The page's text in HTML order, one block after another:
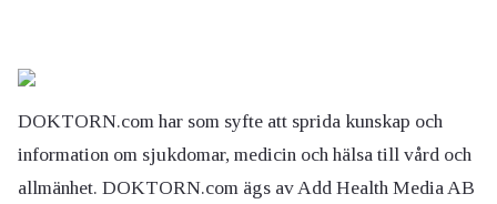
DOKTORN.com har som syfte att sprida kunskap och
information om sjukdomar, medicin och hälsa till vård och
allmänhet. DOKTORN.com ägs av Add Health Media AB